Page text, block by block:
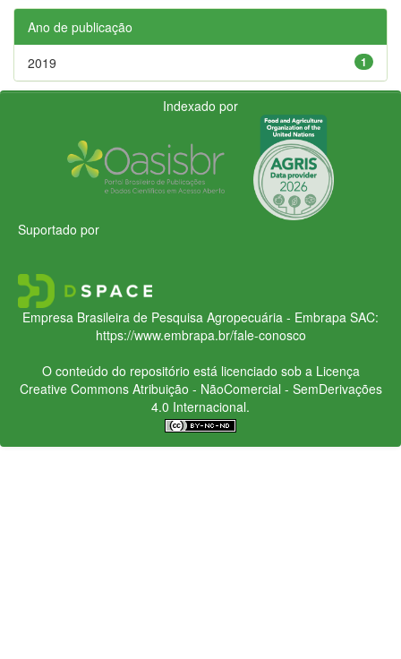
Ano de publicação
1
2019
Indexado por
Suportado por
Empresa Brasileira de Pesquisa Agropecuária - Embrapa SAC:
https://www.embrapa.br/fale-conosco
O conteúdo do repositório está licenciado sob a Licença
Creative CommonsAtribuição - NãoComercial - SemDerivações
4.0 Internacional.